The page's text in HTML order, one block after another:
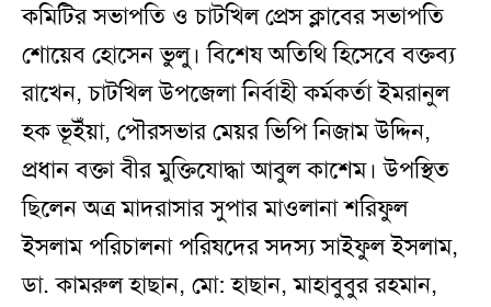
কমিটির সভাপতি ও চাটখিল প্রেস ক্লাবের সভাপতি
শোয়েব হোসেন ভুলু। বিশেষ অতিথি হিসেবে বক্তব্য
রাখেন, চাটখিল উপজেলা নির্বাহী কর্মকর্তা ইমরানুল
হক ভূইঁয়া, পৌরসভার মেয়র ভিপি নিজাম উদ্দিন,
প্রধান বক্তা বীর মুক্তিযোদ্ধা আবুল কাশেম। উপস্থিত
ছিলেন অত্র মাদরাসার সুপার মাওলানা শরিফুল
ইসলাম পরিচালনা পরিষদের সদস্য সাইফুল ইসলাম,
ডা. কামরুল হাছান, মো: হাছান, মাহাবুবুর রহমান,